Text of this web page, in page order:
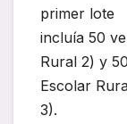
primer lote
incluía 50
Rural 2) y
Escolar
3).